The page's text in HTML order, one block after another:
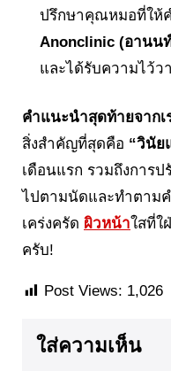
ปรึกษาคุณหมอที่ให้
Anonclinic (อานน
และได้รับความไว้ว
คำแนะนำสุดท้ายจากเ
สิ่งสำคัญที่สุดคือ “วินัย
เดือนแรก รวมถึงการ
ไปตามนัดและทำตาม
เคร่งครัด ผิวหน้าใสที่ใ
ครับ!
Post Views: 1,026
ใส่ความเห็น